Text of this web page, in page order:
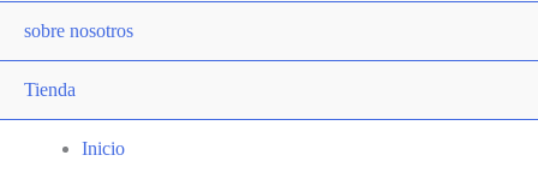
sobre nosotros
Tienda
Inicio